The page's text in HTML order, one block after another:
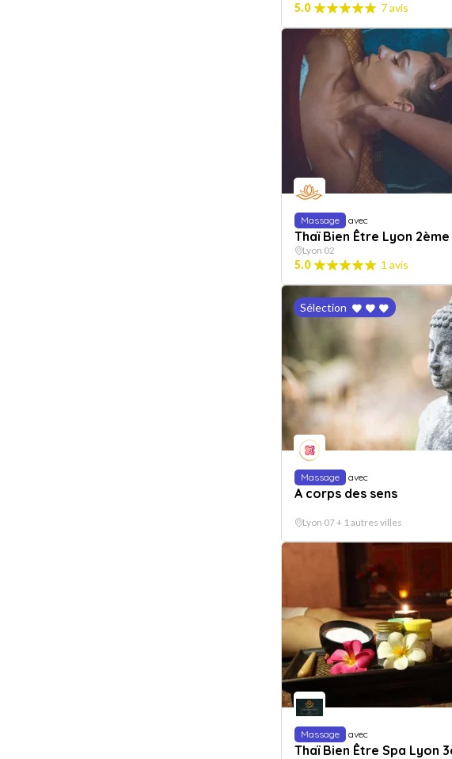
5.0 7 avis
Massage avec
Thaï Bien Être Lyon 2ème
Lyon 02
5.0 1 avis
Sélection
Massage avec
A corps des sens
Lyon 07 + 1 autres villes
Massage avec
Thaï Bien Être Spa Lyon